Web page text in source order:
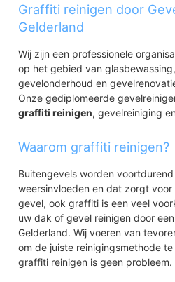
Ermelo
Ermelo-Oost
Veldwijk-'s Heerenloo
Tonsel
Horst
Speuld
Graffiti reinigen door
Gelderland
Wij zijn een professionele
op het gebied van
gevelonderhoud en
Onze gediplomeerde
graffiti reinigen, gevelreiniging
Waarom graffiti reinigen?
Buitengevels worden
weersinvloeden en dat zorgt
gevel, ook graffiti is een veel
uw dak of gevel reinigen door
Gelderland. Wij voeren van
om de juiste reinigingsmethode
graffiti reinigen is geen probleem.